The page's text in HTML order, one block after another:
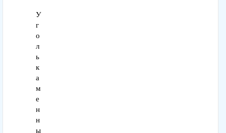
У
г
о
л
ь
к
а
м
е
н
н
ы